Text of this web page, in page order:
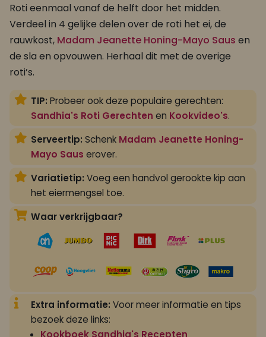
Roti eenmaal vanaf de helft door het midden.
Verdeel in 4 gelijke delen over de roti het ei, de
rauwkost, Madam Jeanette Honing-Mayo Saus en
de sla en opvouwen. Herhaal dit met de overige
roti’s.
TIP: Probeer ook deze populaire gerechten:
Sandhia's Roti Gerechten en Kookvideo's.
Serveertip: Schenk Madam Jeanette Honing-
Mayo Saus erover.
Variatietip: Voeg een handvol gerookte kip aan
het eiermengsel toe.
Waar verkrijgbaar?
Extra informatie: Voor meer informatie en tips
bezoek deze links: